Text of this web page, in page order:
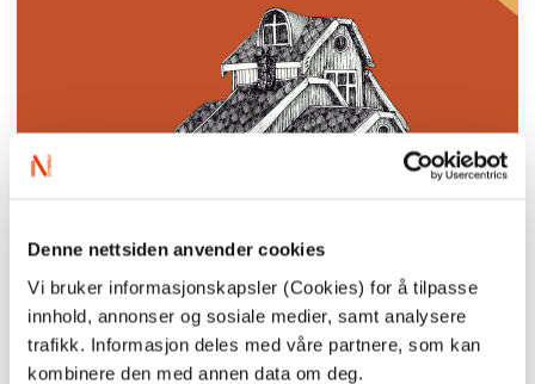
Denne nettsiden anvender cookies
Vi bruker informasjonskapsler (Cookies) for å tilpasse
innhold, annonser og sosiale medier, samt analysere
trafikk. Informasjon deles med våre partnere, som kan
kombinere den med annen data om deg.